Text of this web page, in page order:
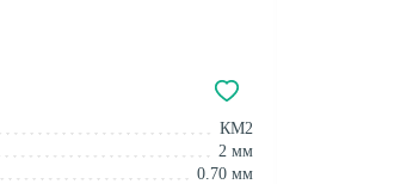
КМ2
2 мм
0.70 мм